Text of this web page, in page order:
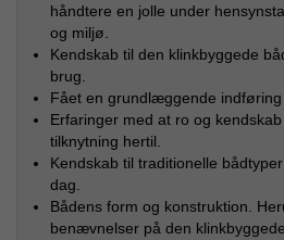
håndtere en jolle under
og miljø.
Kendskab til den klinkbyggede
brug.
Fået en grundlæggende
Erfaringer med at ro og
tilknytning hertil.
Kendskab til traditionelle
dag.
Bådens form og konstruktion.
benævnelser på den